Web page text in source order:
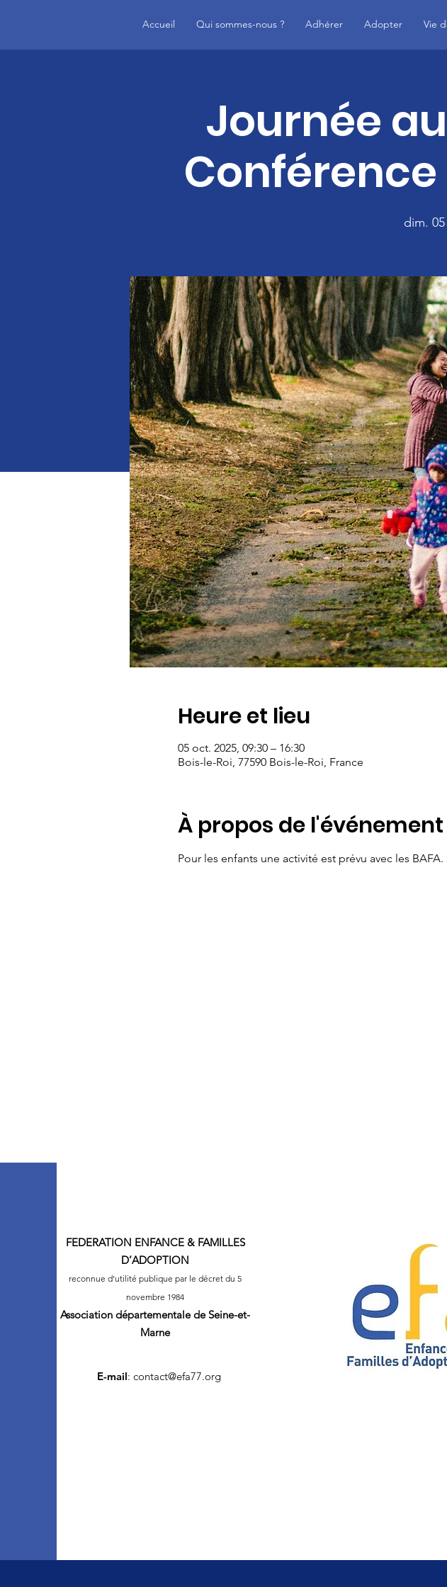
Accueil Qui sommes-nous ? Adhérer Adopter Vie
Journée
dim.
Heure et lieu
05 oct. 2025, 09:30 – 16:30
Bois-le-Roi, 77590 Bois-le-Roi, France
À propos de l'événement
Pour les enfants une activité est prévu avec les
FEDERATION ENFANCE & FAMILLES
D’ADOPTION
reconnue d’utilité publique par le décret du 5
novembre 1984
Association départementalede Seine-et-
Marne
E-mail: contact@efa77.org